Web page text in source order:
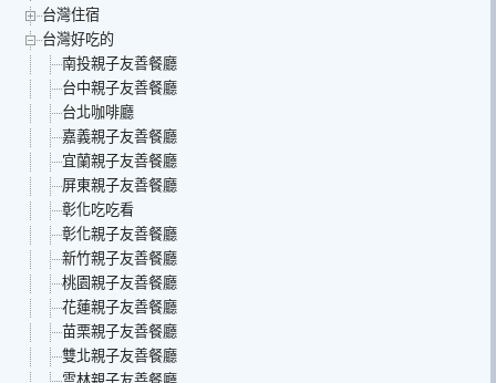
台灣住宿
台灣好吃的
南投親子友善餐廳
台中親子友善餐廳
台北咖啡廳
嘉義親子友善餐廳
宜蘭親子友善餐廳
屏東親子友善餐廳
彰化吃吃看
彰化親子友善餐廳
新竹親子友善餐廳
桃園親子友善餐廳
花蓮親子友善餐廳
苗栗親子友善餐廳
雙北親子友善餐廳